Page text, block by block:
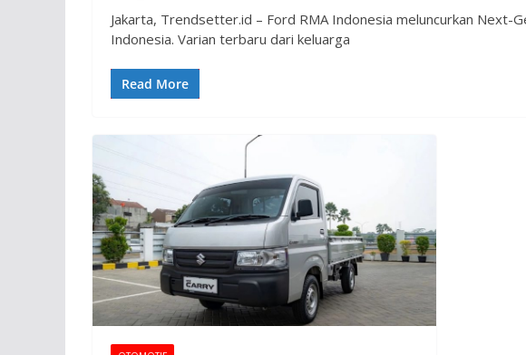
Jakarta, Trendsetter.id – Ford RMA Indonesia meluncurkan Next-
Indonesia. Varian terbaru dari keluarga
Read More